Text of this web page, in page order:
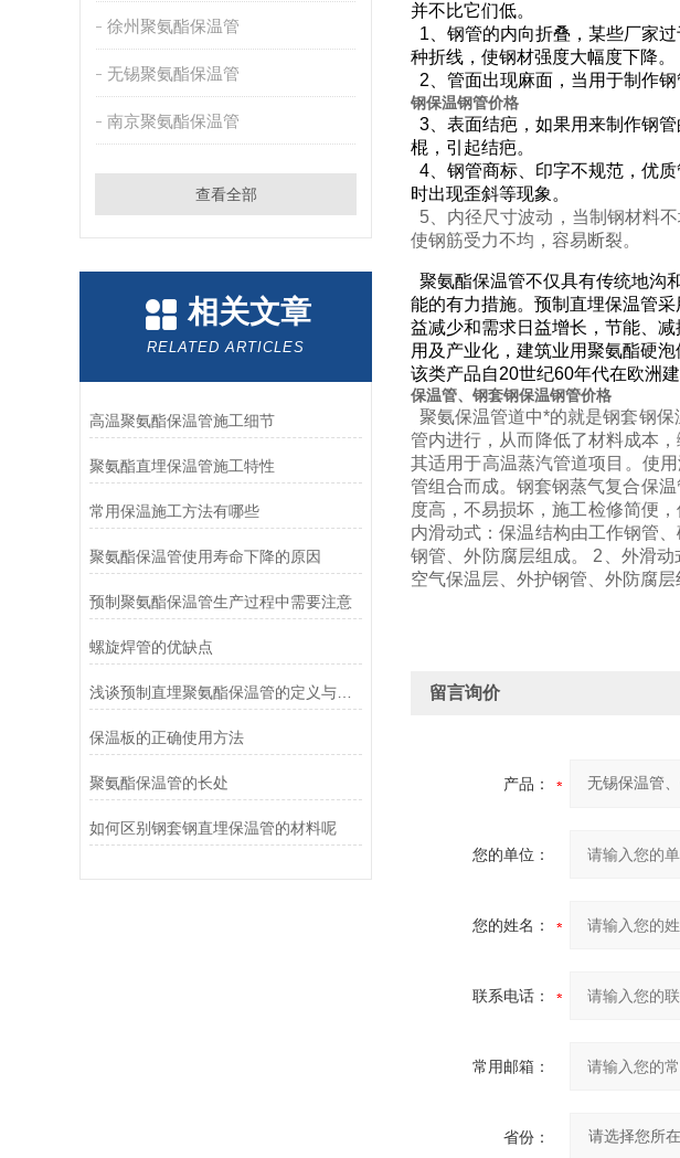
徐州聚氨酯保温管
无锡聚氨酯保温管
南京聚氨酯保温管
查看全部
相关文章
RELATED ARTICLES
高温聚氨酯保温管施工细节
聚氨酯直埋保温管施工特性
常用保温施工方法有哪些
聚氨酯保温管使用寿命下降的原因
预制聚氨酯保温管生产过程中需要注意
螺旋焊管的优缺点
浅谈预制直埋聚氨酯保温管的定义与发展
保温板的正确使用方法
聚氨酯保温管的长处
如何区别钢套钢直埋保温管的材料呢
并不比它们低。
1、钢管的内向折叠，某些厂家
种折线，使钢材强度大幅度
2、管面出现麻面，当用于制作
钢保温钢管价格
3、表面结疤，如果用来制作钢
棍，引起结疤。
4、钢管商标、印字不规范，优
时出现歪斜等现象。
5、内径尺寸波动，当制钢材料
使钢筋受力不均，容易断裂。
聚氨酯保温管不仅具有传统地沟
能的有力措施。预制直埋保温管
益减少和需求日益增长，节能、
用及产业化，建筑业用聚氨酯硬
该类产品自20世纪60年代在欧洲
保温管、钢套钢保温钢管价格
聚氨保温管道中*的就是钢套钢
管内进行，从而降低了材料成本
其适用于高温蒸汽管道项目。使
管组合而成。钢套钢蒸气复合保
度高，不易损坏，施工检修简便
内滑动式：保温结构由工作钢管
钢管、外防腐层组成。 2、外滑
空气保温层、外护钢管、外防腐层
留言询价
产品：
您的单位：
您的姓名：
联系电话：
常用邮箱：
省份：